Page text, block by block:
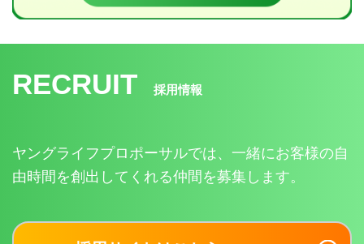
RECRUIT 採用情報
ヤングライフプロポーサルでは、一緒にお客様の自
由時間を創出してくれる仲間を募集します。